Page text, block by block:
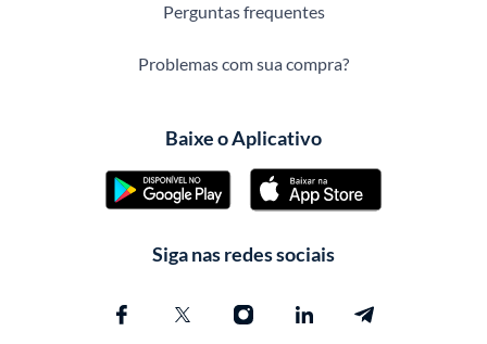
Perguntas frequentes
Problemas com sua compra?
Baixe o Aplicativo
Siga nas redes sociais